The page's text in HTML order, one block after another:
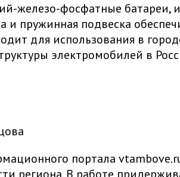
железо-фосфатные батареи,
и пружинная подвеска
для использования в
электромобилей в
портала